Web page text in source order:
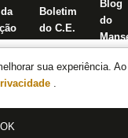
sua experiência.
.
OK
Boletim
do C.E.
Blog
do